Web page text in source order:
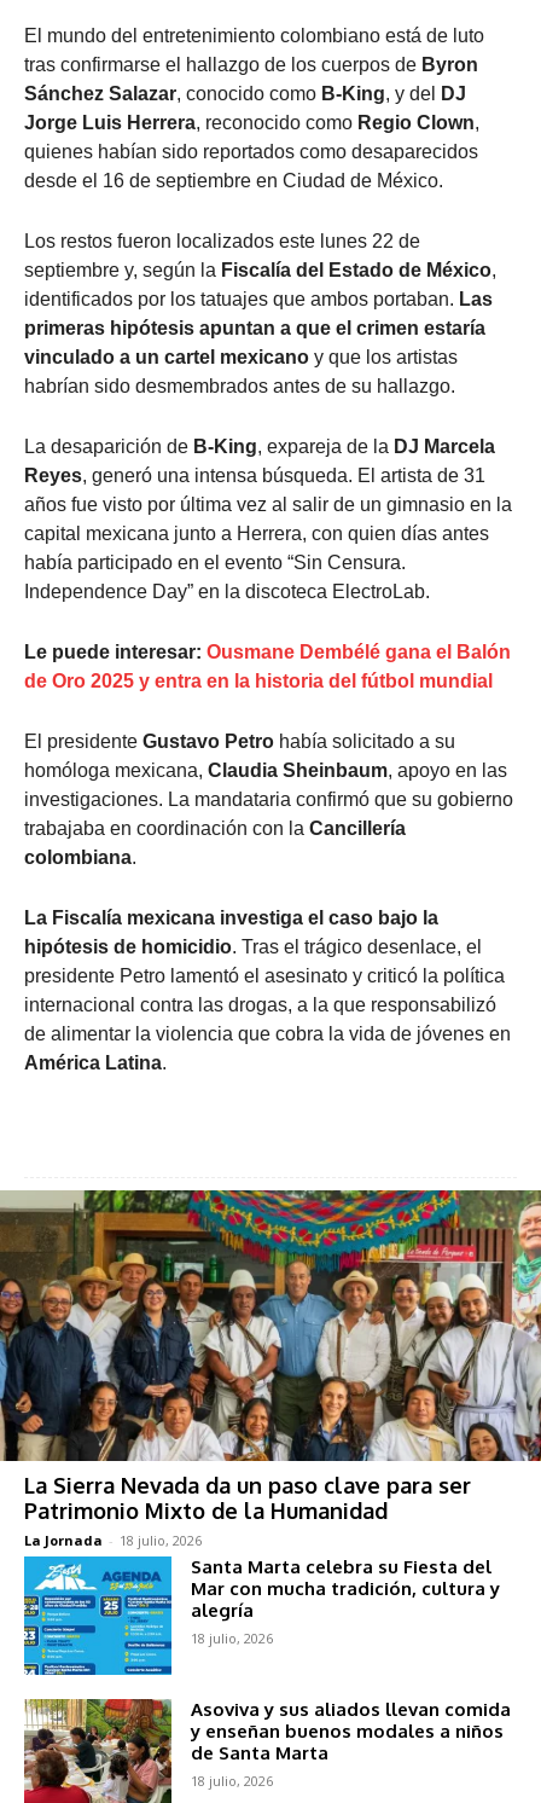
El mundo del entretenimiento colombiano está de luto
tras confirmarse el hallazgo de los cuerpos de Byron
Sánchez Salazar, conocido como B-King, y del
DJ
Jorge Luis Herrera, reconocido como Regio Clown,
quienes habían sido reportados como desaparecidos
desde el 16 de septiembre en Ciudad de México.
Los restos fueron localizados este lunes 22 de
septiembre y, según la Fiscalía del Estado de México,
identificados por los tatuajes que ambos portaban. Las
primeras hipótesis apuntan a que el crimen estaría
vinculado a un cartel mexicano y que los artistas
habrían sido desmembrados antes de su hallazgo.
La desaparición de B-King, expareja de la DJ Marcela
Reyes, generó una intensa búsqueda. El artista de 31
años fue visto por última vez al salir de un gimnasio en la
capital mexicana junto a Herrera, con quien días antes
había participado en el evento “Sin Censura.
Independence Day” en la discoteca ElectroLab.
Le puede interesar: Ousmane Dembélé gana el Balón
de Oro 2025 y entra en la historia del fútbol mundial
El presidente Gustavo Petro había solicitado a su
homóloga mexicana, Claudia Sheinbaum, apoyo en las
investigaciones. La mandataria confirmó que su gobierno
trabajaba en coordinación con la Cancillería
colombiana.
La Fiscalía mexicana investiga el caso bajo la
hipótesis de homicidio. Tras el trágico desenlace, el
presidente Petro lamentó el asesinato y criticó la política
internacional contra las drogas, a la que responsabilizó
de alimentar la violencia que cobra la vida de jóvenes en
América Latina.
La Sierra Nevada da un paso clave para ser
Patrimonio Mixto de la Humanidad
La Jornada - 18 julio, 2026
Santa Marta celebra su Fiesta del
Mar con mucha tradición, cultura y
alegría
18 julio, 2026
Asoviva y sus aliados llevan comida
y enseñan buenos modales a niños
de Santa Marta
18 julio, 2026